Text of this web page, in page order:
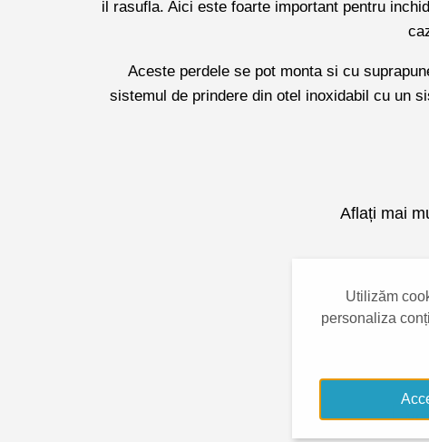
il rasufla. Aici este foarte important pentru
Aceste perdele se pot monta si cu
sistemul de prindere din otel inoxidabil cu un
Aflați mai
Utilizăm
personaliza